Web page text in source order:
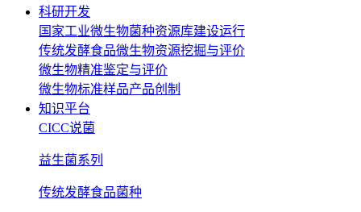
科研开发
国家工业微生物菌种资源库建设运行
传统发酵食品微生物资源挖掘与评价
微生物精准鉴定与评价
微生物标准样品产品创制
知识平台
CICC说菌
益生菌系列
传统发酵食品菌种